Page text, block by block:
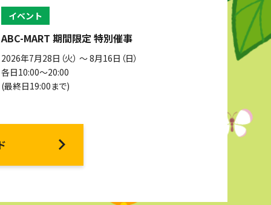
イベント
ABC-MART 期間限定 特別催事
2026年7月28日（火） 〜 8月16日（日）
各日10:00～20:00
(最終日19:00まで)